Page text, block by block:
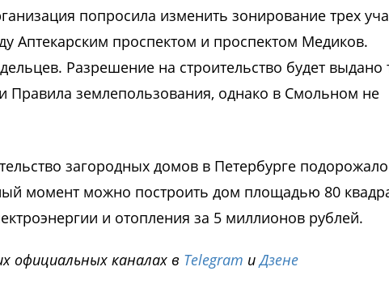
попросила изменить зонирование трех
Аптекарским проспектом и проспектом Медиков.
Разрешение на строительство будет выдано
Правила землепользования, однако в Смольном не
загородных домов в Петербурге
момент можно построить дом площадью 80
и отопления за 5 миллионов рублей.
официальных каналах в Telegram иДзене